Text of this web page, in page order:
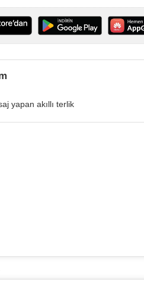
yapan akıllı terlik